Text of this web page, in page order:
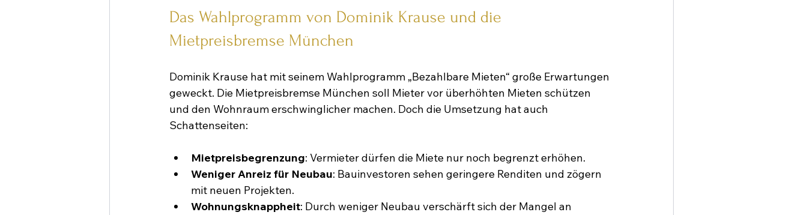
Das Wahlprogramm von Dominik Krause und die
Mietpreisbremse München
Dominik Krause hat mit seinem Wahlprogramm „Bezahlbare Mieten“ große Erwartungen
geweckt. Die Mietpreisbremse München soll Mieter vor überhöhten Mieten schützen
und den Wohnraum erschwinglicher machen. Doch die Umsetzung hat auch
Schattenseiten:
Mietpreisbegrenzung: Vermieter dürfen die Miete nur noch begrenzt erhöhen.
Weniger Anreiz für Neubau: Bauinvestoren sehen geringere Renditen und zögern
mit neuen Projekten.
Wohnungsknappheit: Durch weniger Neubau verschärft sich der Mangel an